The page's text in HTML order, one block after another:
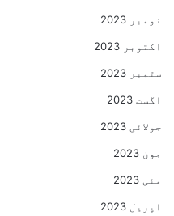
نومبر 2023
اکتوبر 2023
ستمبر 2023
اگست 2023
جولائی 2023
جون 2023
مئی 2023
اپریل 2023